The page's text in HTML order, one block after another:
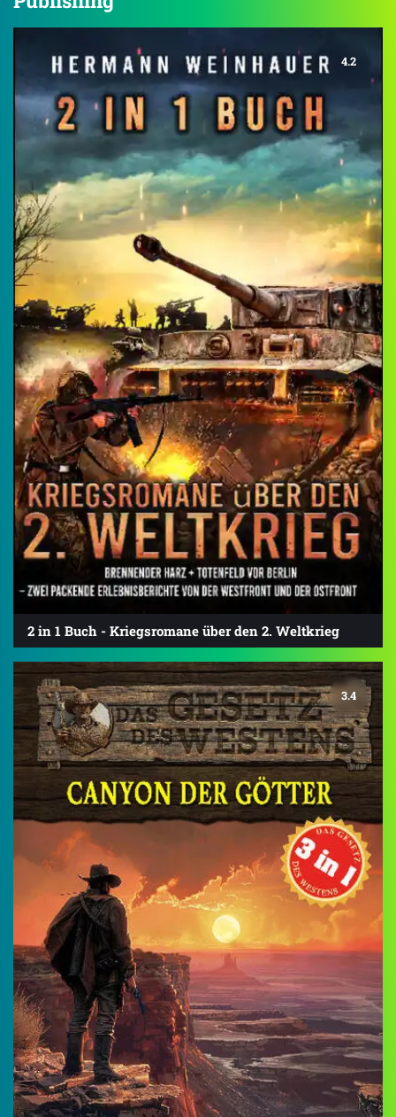
4.2
2 in 1 Buch - Kriegsromane über den 2. Weltkrieg
3.4